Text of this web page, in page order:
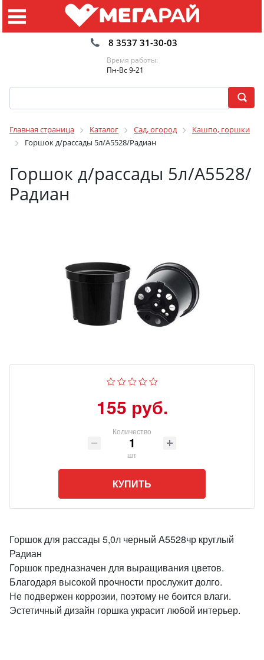
8 3537 31-30-03
Время работы:
Пн-Вс 9-21
Главная страница Каталог Сад, огород
Кашпо, горшки
Горшок д/рассады 5л/А5528/Радиан
Горшок д/рассады 5л/А5528/
Радиан
155 руб.
Количество
шт
КУПИТЬ
Горшок для рассады 5,0л черный А5528чр круглый
Радиан
Горшок предназначен для выращивания цветов.
Благодаря высокой прочности прослужит долго.
Не подвержен коррозии, поэтому не боится влаги.
Эстетичный дизайн горшка украсит любой интерьер.